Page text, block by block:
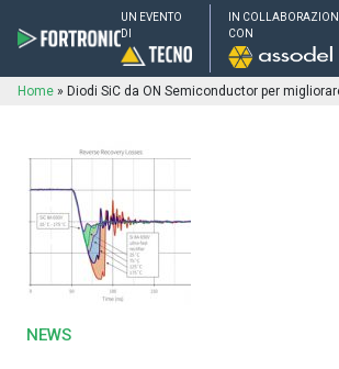
UN EVENTO
DI
IN
CON
Home » Diodi SiC da ON Semiconductor per
NEWS